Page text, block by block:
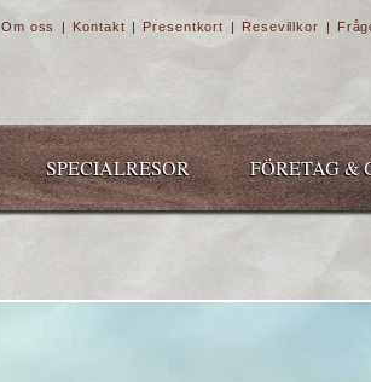
Om oss | Kontakt | Presentkort | Resevillkor |
SPECIALRESOR FÖRETAG &